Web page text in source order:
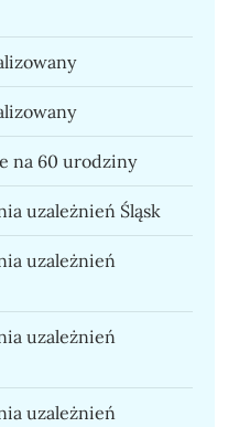
na 60 urodziny
uzależnień Śląsk
uzależnień
uzależnień
uzależnień